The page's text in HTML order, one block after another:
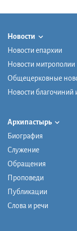
Новости
Новости епархии
Новости митрополии
Общецерковные
Новости благочиний
Архипастырь
Биография
Служение
Обращения
Проповеди
Публикации
Слова и речи